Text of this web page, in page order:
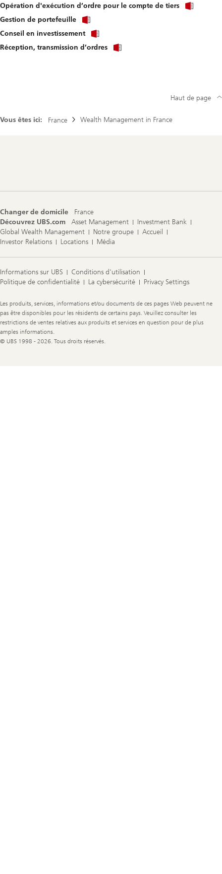
file.
to
Opération d'exécution d’ordre pour le compte de tiers
Gestion de portefeuille
to
file.
Conseil en investissement
to
Réception, transmission d’ordres
Vous êtes ici: France Wealth Management in France
Haut de page
Changer de domicile
France
Découvrez UBS.com
Asset Management
Investment Bank
Global Wealth Management
Notre groupe
Accueil
Investor Relations
Locations Média
Informations sur UBS
Conditions d'utilisation
Politique de confidentialité
La cybersécurité Privacy Settings
Legal
Information
Les produits, services, informations et/ou documents de ces pages Web peuvent ne
pas être disponibles pour les résidents de certains pays. Veuillez consulter les
restrictions de ventes relatives aux produits et services en question pour de plus
amples informations.
© UBS 1998 - 2026. Tous droits réservés.